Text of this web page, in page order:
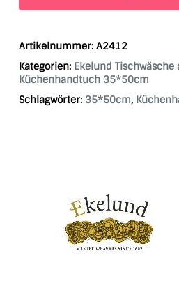
Artikelnummer: A2412
Kategorien: Ekelund Tischwäsche
Küchenhandtuch 35*50cm
Schlagwörter: 35*50cm,